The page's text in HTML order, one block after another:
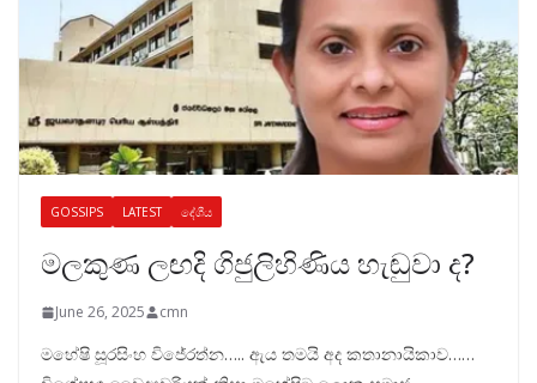
GOSSIPS LATEST දේශීය
මලකුණ ලඟදි ගිජුලිහිණිය හැඬුවා ද?
June 26, 2025 cmn
මහේෂි සූරසිංහ විජේරත්න….. ඇය තමයි අද කතානායිකාව……